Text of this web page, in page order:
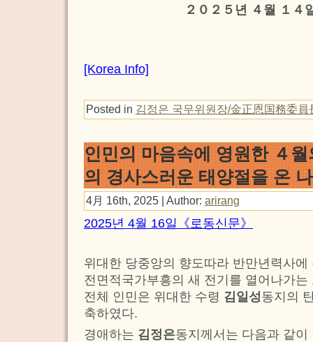
２０２５년 ４월 １４
[Korea Info]
Posted in 김정은 국무위원장/金正恩国務委員
인민의 마음속에 영원한 ４
의 경사스러운 태양절을 온
4月 16th, 2025 | Author: arirang
2025년 4월 16일《로동신문》
위대한 당중앙의 향도따라 반만년력사
전면적국가부흥의 새 전기를 열어나가
전체 인민은 위대한 수령 김일성동지의
축하였다.
경애하는 김정은동지께서는 다음과 같이